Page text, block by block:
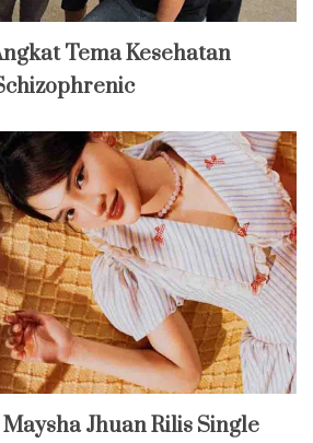
Tema Kesehatan
Jhuan Rilis Single